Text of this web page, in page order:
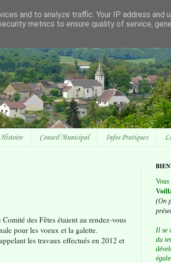
Histoire Conseil Municipal Infos Pratiques
des Fêtes étaient au rendez-vous
pour les voeux et la galette.
les travaux effectués en 2012 et
(On
Il se
du
and to analyze traffic. Your IP address and
metrics to ensure quality of service,